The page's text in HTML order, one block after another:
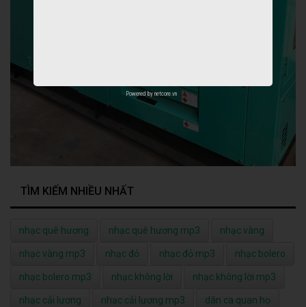
TÌM KIẾM NHIỀU NHẤT
nhạc quê hương nhạc quê hương mp3 nhạc vàng
nhạc vàng mp3 nhạc đỏ nhạc đỏ mp3 nhạc bolero
nhạc bolero mp3 nhạc không lời nhạc không lời mp3
nhạc cải lương nhạc cải lương mp3 dân ca quan họ
Powered by netcore.vn